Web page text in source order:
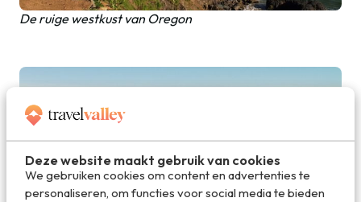
Deze website maakt gebruik van cookies
We gebruiken cookies om content en advertenties te
personaliseren, om functies voor social media te bieden
De ruige westkust van Oregon